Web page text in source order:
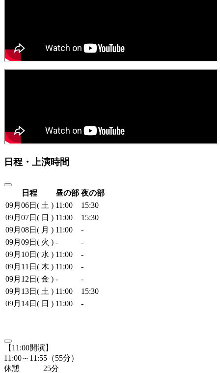
日程・上演時間
日程 昼の部 夜の部
09月06日( 土 ) 11:00
15:30
09月07日( 日 ) 11:00
15:30
09月08日( 月 ) 11:00
-
09月09日( 火 ) -
-
09月10日( 水 ) 11:00
-
09月11日( 木 ) 11:00
-
09月12日( 金 ) -
-
09月13日( 土 ) 11:00
15:30
09月14日( 日 ) 11:00 -
【11:00開演】
11:00～11:55（55分）
休憩 25分